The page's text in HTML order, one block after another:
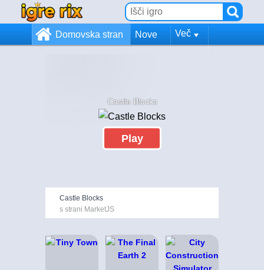
Domovska stran Nove Več
Castle Blocks
Play
Castle Blocks
s strani MarketJS